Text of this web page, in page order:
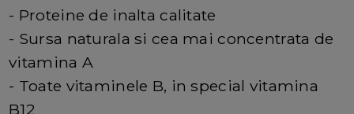
- Proteine ​​de inalta calitate
- Sursa naturala si cea mai concentrata de
vitamina A
- Toate vitaminele B, in special vitamina
B12